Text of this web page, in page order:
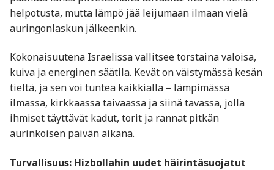
helpotusta, mutta lämpö jää leijumaan ilmaan vielä
auringonlaskun jälkeenkin.
Kokonaisuutena Israelissa vallitsee torstaina valoisa,
kuiva ja energinen säätila. Kevät on väistymässä kesän
tieltä, ja sen voi tuntea kaikkialla – lämpimässä
ilmassa, kirkkaassa taivaassa ja siinä tavassa, jolla
ihmiset täyttävät kadut, torit ja rannat pitkän
aurinkoisen päivän aikana.
Turvallisuus: Hizbollahin uudet häirintäsuojatut